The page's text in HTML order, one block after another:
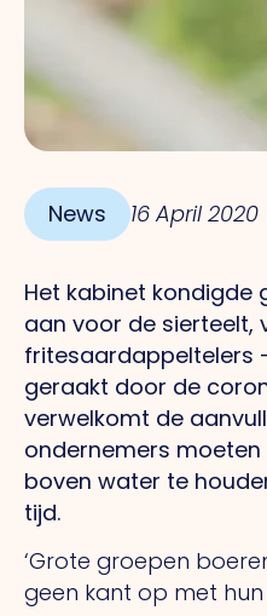
News 16 April 2020
Het kabinet kondigde
aan voor de sierteelt,
fritesaardappeltelers
geraakt door de
verwelkomt de
ondernemers
boven water te
tijd.
‘Grote groepen
geen kant op met